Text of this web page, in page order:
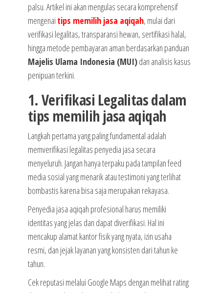
palsu. Artikel ini akan mengulas secara komprehensif
mengenai tips memilih jasa aqiqah, mulai dari
verifikasi legalitas, transparansi hewan, sertifikasi halal,
hingga metode pembayaran aman berdasarkan panduan
Majelis Ulama Indonesia (MUI)dan analisis kasus
penipuan terkini.
1. Verifikasi Legalitas dalam
tips memilih jasa aqiqah
Langkah pertama yang paling fundamental adalah
memverifikasi legalitas penyedia jasa secara
menyeluruh. Jangan hanya terpaku pada tampilan feed
media sosial yang menarik atau testimoni yang terlihat
bombastis karena bisa saja merupakan rekayasa.
Penyedia jasa aqiqah profesional harus memiliki
identitas yang jelas dan dapat diverifikasi. Hal ini
mencakup alamat kantor fisik yang nyata, izin usaha
resmi, dan jejak layanan yang konsisten dari tahun ke
tahun.
Cek reputasi melalui Google Maps dengan melihat rating